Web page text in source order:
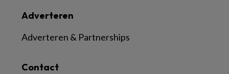
Contact
Adverteren
Adverteren & Partnerships